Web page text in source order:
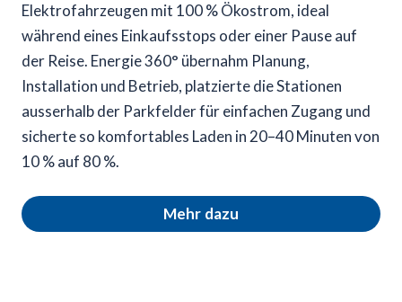
Elektrofahrzeugen mit 100 % Ökostrom, ideal
während eines Einkaufsstops oder einer Pause auf
der Reise. Energie 360° übernahm Planung,
Installation und Betrieb, platzierte die Stationen
ausserhalb der Parkfelder für einfachen Zugang und
sicherte so komfortables Laden in 20–40 Minuten von
10 % auf 80 %.
Mehr dazu